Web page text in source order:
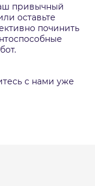
привычный
оставьте
починить
с нами уже